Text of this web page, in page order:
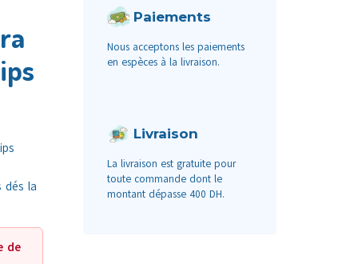
dés la
de
Paiements
Nous acceptons les paiements
en espèces à la livraison.
Livraison
La livraison est gratuite pour
toute commande dont le
montant dépasse 400 DH.